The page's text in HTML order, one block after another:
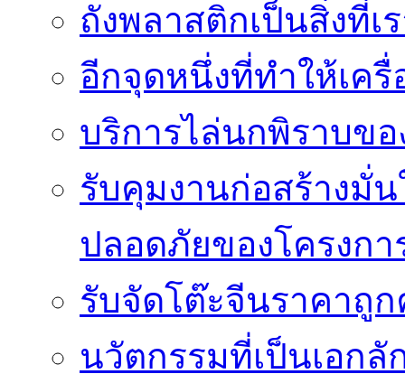
ถังพลาสติกเป็นสิ่งที่
อีกจุดหนึ่งที่ทำให้เครื่
บริการไล่นกพิราบข
รับคุมงานก่อสร้างมั่
ปลอดภัยของโครงกา
รับจัดโต๊ะจีนราคาถู
นวัตกรรมที่เป็นเอกลั